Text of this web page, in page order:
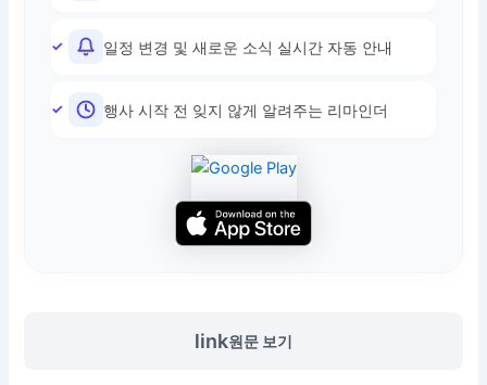
일정 변경 및 새로운 소식 실시간 자동 안내
행사 시작 전 잊지 않게 알려주는 리마인더
link원문 보기